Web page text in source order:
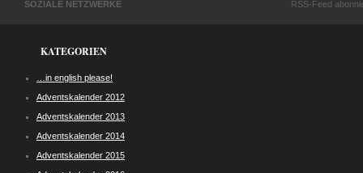
SOZIALE NETZWERKE RSS-Feed
KATEGORIEN
…in english please!
Adventskalender 2012
Adventskalender 2013
Adventskalender 2014
Adventskalender 2015